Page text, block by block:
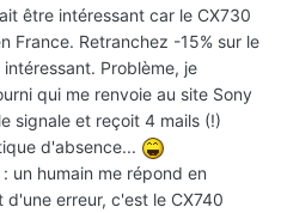
être intéressant car le CX730
France. Retranchez -15% sur le
Problème, je
qui me renvoie au site Sony
signale et reçoit 4 mails (!)
d'absence...
un humain me répond en
erreur, c'est le CX740